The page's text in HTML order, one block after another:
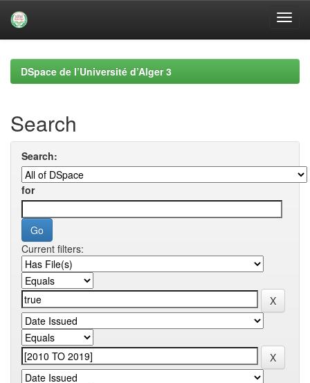
navigationDSpace de l’Université d’Alger 3
Search
Search:
for
Current filters: